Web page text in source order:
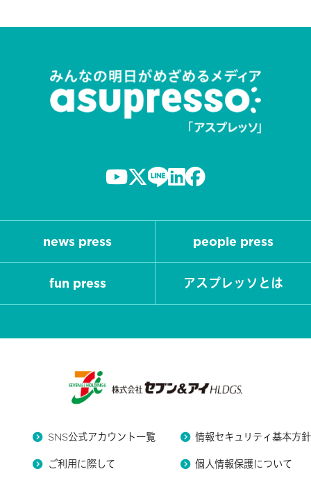
news press people press
fun press アスプレッソとは
SNS公式アカウント一覧 情報セキュリティ基本方針
ご利用に際して 個人情報保護について